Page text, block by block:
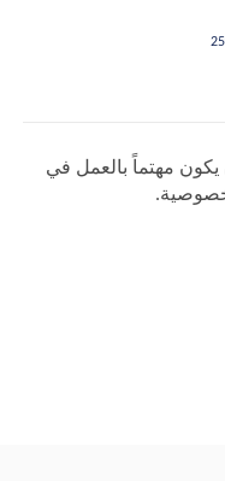
مهتماً بالعمل في